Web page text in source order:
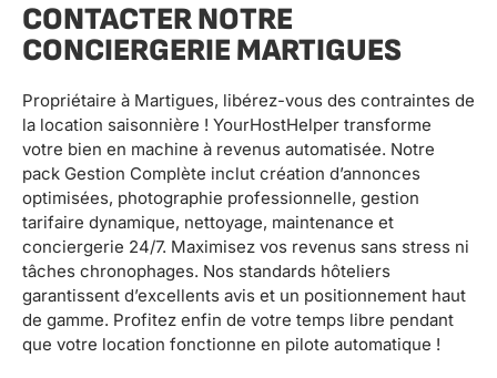
CONTACTER NOTRE
CONCIERGERIE MARTIGUES
Propriétaire à Martigues, libérez-vous des contraintes de
la location saisonnière ! YourHostHelper transforme
votre bien en machine à revenus automatisée. Notre
pack Gestion Complète inclut création d’annonces
optimisées, photographie professionnelle, gestion
tarifaire dynamique, nettoyage, maintenance et
conciergerie 24/7. Maximisez vos revenus sans stress ni
tâches chronophages. Nos standards hôteliers
garantissent d’excellents avis et un positionnement haut
de gamme. Profitez enfin de votre temps libre pendant
que votre location fonctionne en pilote automatique !